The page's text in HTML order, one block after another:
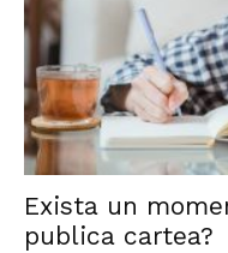
Exista un
publica cartea?